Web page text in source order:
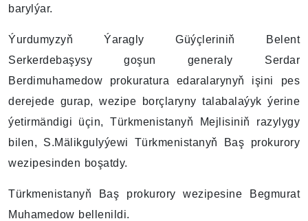
barylýar.
Ýurdumyzyň Ýaragly Güýçleriniň Belent
Serkerdebaşysy goşun generaly Serdar
Berdimuhamedow prokuratura edaralarynyň işini pes
derejede gurap, wezipe borçlaryny talabalaýyk ýerine
ýetirmändigi üçin, Türkmenistanyň Mejlisiniň razylygy
bilen, S.Mälikgulyýewi Türkmenistanyň Baş prokurory
wezipesinden boşatdy.
Türkmenistanyň Baş prokurory wezipesine Begmurat
Muhamedow bellenildi.